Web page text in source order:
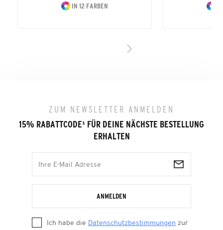
IN 12 FARBEN
ZUM NEWSLETTER ANMELDEN
15% RABATTCODE¹ FÜR DEINE NÄCHSTE BESTELLUNG
ERHALTEN
ANMELDEN
Ich habe die Datenschutzbestimmungen zur